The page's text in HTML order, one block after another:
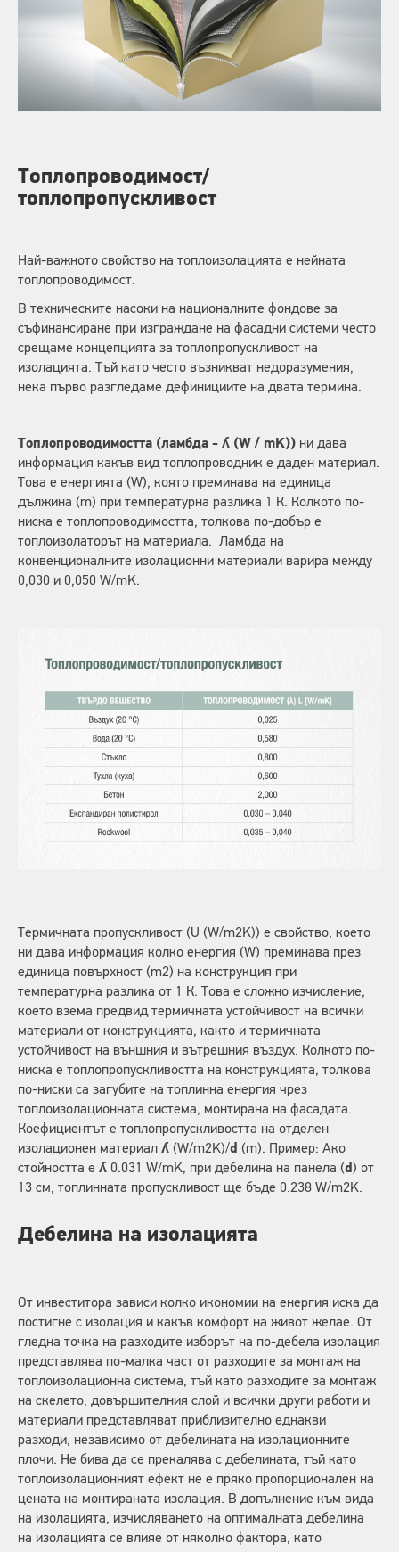
Топлопроводимост/
топлопропускливост
Най-важното свойство на топлоизолацията е нейната
топлопроводимост.
В техническите насоки на националните фондове за
съфинансиране при изграждане на фасадни системи често
срещаме концепцията за топлопропускливост на
изолацията. Тъй като често възникват недоразумения,
нека първо разгледаме дефинициите на двата термина.
Топлопроводимостта (ламбда - ʎ (W / mK)) ни дава
информация какъв вид топлопроводник е даден материал.
Това е енергията (W), която преминава на единица
дължина (m) при температурна разлика 1 К. Колкото по-
ниска е топлопроводимостта, толкова по-добър е
топлоизолаторът на материала. Ламбда на
конвенционалните изолационни материали варира между
0,030 и 0,050 W/mK.
Термичната пропускливост (U (W/m2K)) е свойство, което
ни дава информация колко енергия (W) преминава през
единица повърхност (m2) на конструкция при
температурна разлика от 1 К. Това е сложно изчисление,
което взема предвид термичната устойчивост на всички
материали от конструкцията, както и термичната
устойчивост на външния и вътрешния въздух. Колкото по-
ниска е топлопропускливостта на конструкцията, толкова
по-ниски са загубите на топлинна енергия чрез
топлоизолационната система, монтирана на фасадата.
Коефициентът е топлопропускливостта на отделен
изолационен материал ʎ (W/m2K)/d (m). Пример: Ако
стойността е ʎ 0.031 W/mK, при дебелина на панела (d ) от
13 см, топлинната пропускливост ще бъде 0.238 W/m2K.
Дебелина на изолацията
От инвеститора зависи колко икономии на енергия иска да
постигне с изолация и какъв комфорт на живот желае. От
гледна точка на разходите изборът на по-дебела изолация
представлява по-малка част от разходите за монтаж на
топлоизолационна система, тъй като разходите за монтаж
на скелето, довършителния слой и всички други работи и
материали представляват приблизително еднакви
разходи, независимо от дебелината на изолационните
плочи. Не бива да се прекалява с дебелината, тъй като
топлоизолационният ефект не е пряко пропорционален на
цената на монтираната изолация. В допълнение към вида
на изолацията, изчисляването на оптималната дебелина
на изолацията се влияе от няколко фактора, като